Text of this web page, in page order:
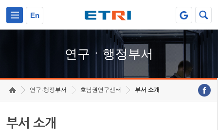
En
연구ㆍ행정부서
연구·행정부서 호남권연구센터 부서 소개
부서 소개